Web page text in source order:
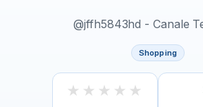
@jffh5843hd - Canale
Shopping
★ ★ ★ ★ ★